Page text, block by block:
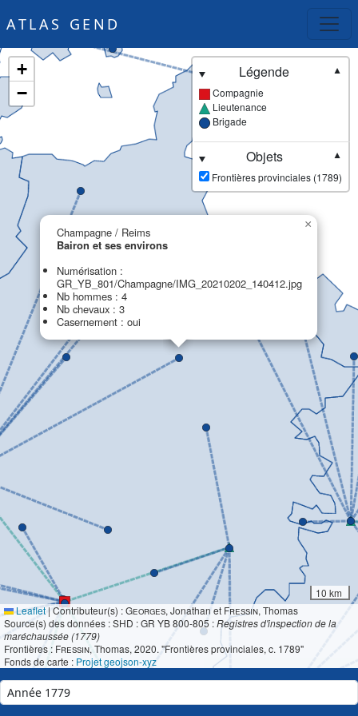
ATLAS GEND
Champagne / Reims
Bairon et ses environs
Numérisation :
GR_YB_801/Champagne/IMG_20210202_140412.jpg
Nb hommes : 4
Nb chevaux : 3
Casernement : oui
×
+
−
Légende
▼
Compagnie
Lieutenance
Brigade
Objets
▼
Frontières provinciales (1789)
10 km
Leaflet|Contributeur(s) :Georges, Jonathan et Fressin, Thomas
Source(s) des données : SHD : GR YB 800-805 :Registres d'inspection de la
maréchaussée (1779)
Frontières : Fressin, Thomas, 2020. "Frontières provinciales, c. 1789"
Fonds de carte : Projet geojson-xyz